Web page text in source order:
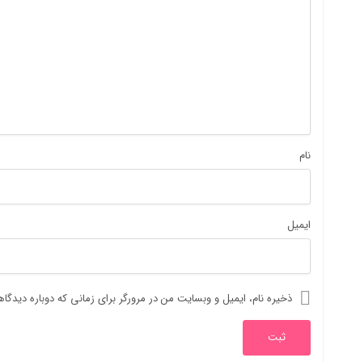
نام
ایمیل
ذخیره نام، ایمیل و وبسایت من در مرورگر برای زمانی که دوباره